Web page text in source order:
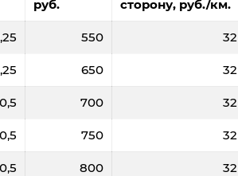
руб.
сторону, руб./км.
550 32
650 32
0,5 700 32
0,5 750 32
0,5 800 32